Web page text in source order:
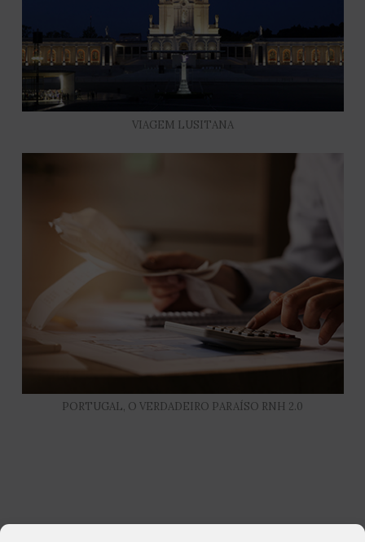
VIAGEM LUSITANA
PORTUGAL, O VERDADEIRO PARAÍSO RNH 2.0